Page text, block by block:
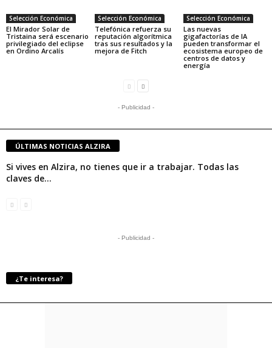
Selección Económica
El Mirador Solar de
Tristaina será escenario
privilegiado del eclipse
en Ordino Arcalís
Selección Económica
Telefónica refuerza su
reputación algorítmica
tras sus resultados y la
mejora de Fitch
Selección Económica
Las nuevas
gigafactorías de IA
pueden transformar el
ecosistema europeo de
centros de datos y
energía
- Publicidad -
ÚLTIMAS NOTICIAS ALZIRA
Si vives en Alzira, no tienes que ir a trabajar. Todas las
claves de...
- Publicidad -
¿Te interesa?